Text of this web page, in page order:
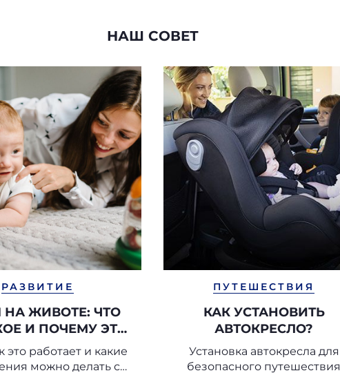
НАШ СОВЕТ
РАЗВИТИЕ
НА ЖИВОТЕ: ЧТО
И ПОЧЕМУ ЭТО
ВАЖНО
это работает и какие
можно делать с
ПУТЕШЕСТВИЯ
КАК УСТАНОВИТЬ
АВТОКРЕСЛО?
Установка автокресла для
безопасного путешествия